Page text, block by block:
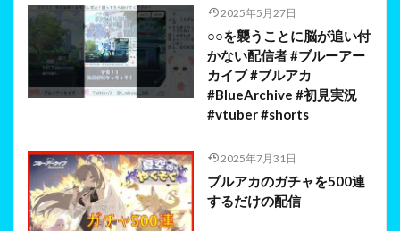
2025年5月27日
○○を襲うことに脳が追い付
かない配信者 #ブルーアー
カイブ #ブルアカ
#BlueArchive #初見実況
#vtuber #shorts
2025年7月31日
ブルアカのガチャを500連
するだけの配信